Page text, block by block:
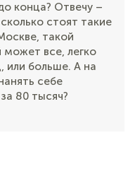
конца? Отвечу –
стоят такие
такой
может все, легко
или больше. А на
себе
80 тысяч?